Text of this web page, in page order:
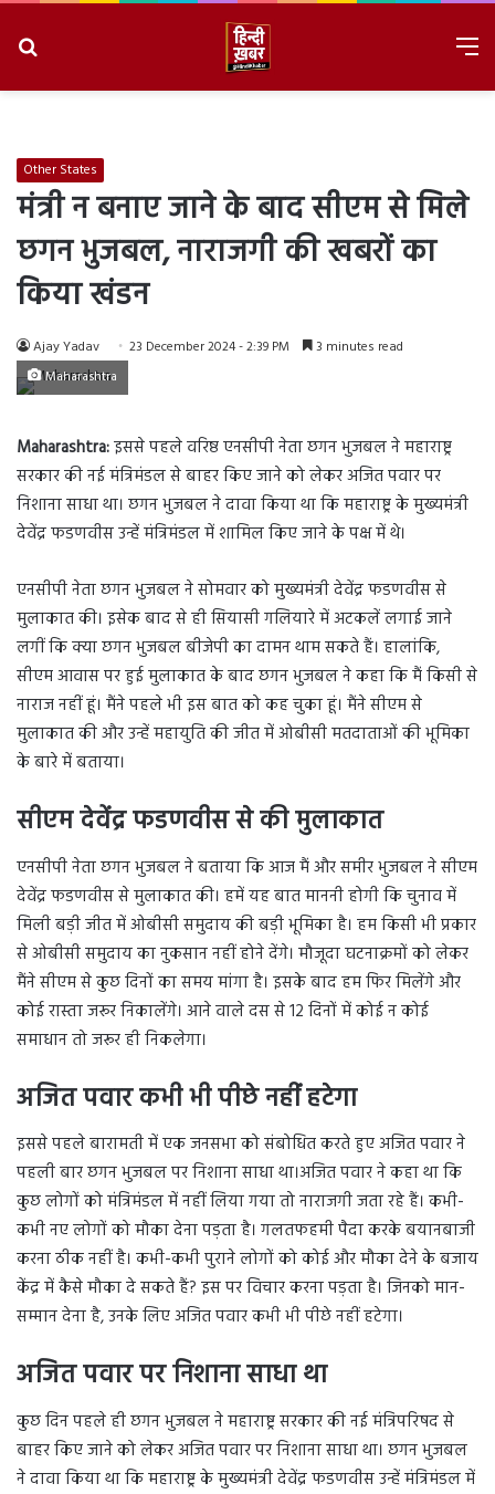
Other States
मंत्री न बनाए जाने के बाद सीएम से मिले
छगन भुजबल, नाराजगी की खबरों का
किया खंडन
Ajay Yadav 23 December 2024 - 2:39 PM 3 minutes read
Maharashtra
Maharashtra:इससे पहले वरिष्ठ एनसीपी नेता छगन भुजबल ने महाराष्ट्र
सरकार की नई मंत्रिमंडल से बाहर किए जाने को लेकर अजित पवार पर
निशाना साधा था। छगन भुजबल ने दावा किया था कि महाराष्ट्र के मुख्यमंत्री
देवेंद्र फडणवीस उन्हें मंत्रिमंडल में शामिल किए जाने के पक्ष में थे।
एनसीपी नेता छगन भुजबल ने सोमवार को मुख्यमंत्री देवेंद्र फडणवीस से
मुलाकात की। इसेक बाद से ही सियासी गलियारे में अटकलें लगाई जाने
लगीं कि क्या छगन भुजबल बीजेपी का दामन थाम सकते हैं। हालांकि,
सीएम आवास पर हुई मुलाकात के बाद छगन भुजबल ने कहा कि मैं किसी से
नाराज नहीं हूं। मैंने पहले भी इस बात को कह चुका हूं। मैंने सीएम से
मुलाकात की और उन्हें महायुति की जीत में ओबीसी मतदाताओं की भूमिका
के बारे में बताया।
सीएम देवेंद्र फडणवीस से की मुलाकात
एनसीपी नेता छगन भुजबल ने बताया कि आज मैं और समीर भुजबल ने सीएम
देवेंद्र फडणवीस से मुलाकात की। हमें यह बात माननी होगी कि चुनाव में
मिली बड़ी जीत में ओबीसी समुदाय की बड़ी भूमिका है। हम किसी भी प्रकार
से ओबीसी समुदाय का नुकसान नहीं होने देंगे। मौजूदा घटनाक्रमों को लेकर
मैंने सीएम से कुछ दिनों का समय मांगा है। इसके बाद हम फिर मिलेंगे और
कोई रास्ता जरूर निकालेंगे। आने वाले दस से 12 दिनों में कोई न कोई
समाधान तो जरूर ही निकलेगा।
अजित पवार कभी भी पीछे नहीं हटेगा
इससे पहले बारामती में एक जनसभा को संबोधित करते हुए अजित पवार ने
पहली बार छगन भुजबल पर निशाना साधा था।अजित पवार ने कहा था कि
कुछ लोगों को मंत्रिमंडल में नहीं लिया गया तो नाराजगी जता रहे हैं। कभी-
कभी नए लोगों को मौका देना पड़ता है। गलतफहमी पैदा करके बयानबाजी
करना ठीक नहीं है। कभी-कभी पुराने लोगों को कोई और मौका देने के बजाय
केंद्र में कैसे मौका दे सकते हैं? इस पर विचार करना पड़ता है। जिनको मान-
सम्मान देना है, उनके लिए अजित पवार कभी भी पीछे नहीं हटेगा।
अजित पवार पर निशाना साधा था
कुछ दिन पहले ही छगन भुजबल ने महाराष्ट्र सरकार की नई मंत्रिपरिषद से
बाहर किए जाने को लेकर अजित पवार पर निशाना साधा था। छगन भुजबल
ने दावा किया था कि महाराष्ट्र के मुख्यमंत्री देवेंद्र फडणवीस उन्हें मंत्रिमंडल में